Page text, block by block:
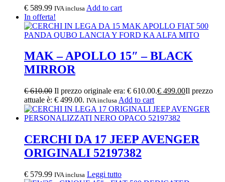
€ 589.99 IVA inclusa Add to cart
In offerta!
MAK – APOLLO 15″ – BLACK
MIRROR
€610.00 Il prezzo originale era: € 610.00.€ 499.00Il prezzo
attuale è: € 499.00. IVA inclusa Add to cart
CERCHI DA 17 JEEP AVENGER
ORIGINALI 52197382
€ 579.99 IVA inclusa Leggi tutto